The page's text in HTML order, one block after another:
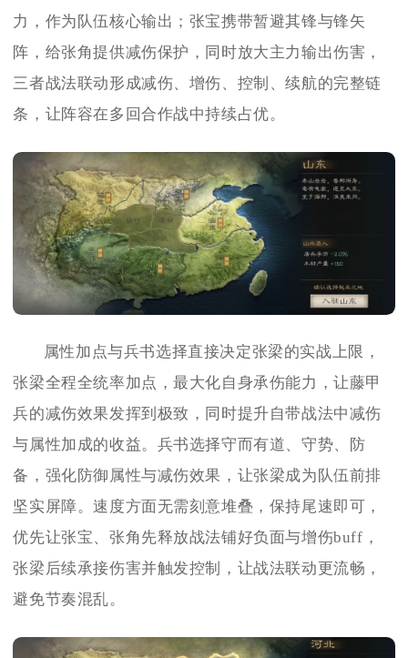
力，作为队伍核心输出；张宝携带暂避其锋与锋矢
阵，给张角提供减伤保护，同时放大主力输出伤害，
三者战法联动形成减伤、增伤、控制、续航的完整链
条，让阵容在多回合作战中持续占优。
属性加点与兵书选择直接决定张梁的实战上限，
张梁全程全统率加点，最大化自身承伤能力，让藤甲
兵的减伤效果发挥到极致，同时提升自带战法中减伤
与属性加成的收益。兵书选择守而有道、守势、防
备，强化防御属性与减伤效果，让张梁成为队伍前排
坚实屏障。速度方面无需刻意堆叠，保持尾速即可，
优先让张宝、张角先释放战法铺好负面与增伤buff，
张梁后续承接伤害并触发控制，让战法联动更流畅，
避免节奏混乱。